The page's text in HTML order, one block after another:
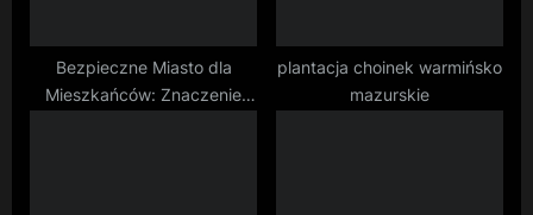
:
Bezpieczne Miasto dla
Mieszkańców: Znaczenie
plantacja choinek warmińsko
mazurskie